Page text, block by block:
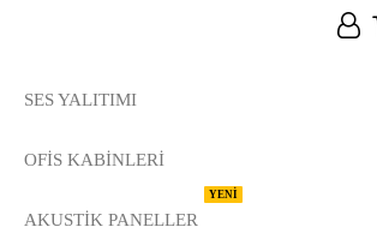
SES YALITIMI
OFİS KABİNLERİ
AKUSTİK PANELLER
YENİ